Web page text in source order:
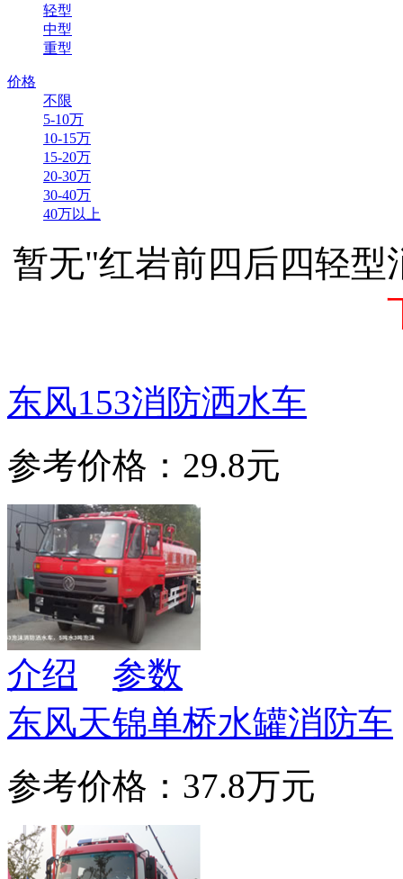
轻型
中型
重型
价格
不限
5-10万
10-15万
15-20万
20-30万
30-40万
40万以上
暂无"红岩前四后四轻型
东风153消防洒水车
参考价格：29.8元
介绍
参数
东风天锦单桥水罐消防车
参考价格：37.8万元